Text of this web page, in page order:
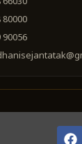
80000
90056